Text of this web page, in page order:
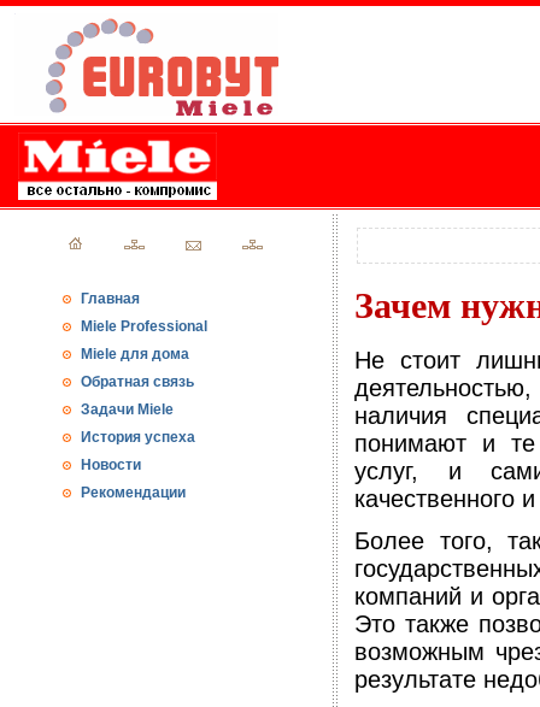
Главная
Miele Professional
Miele для дома
Обратная связь
Задачи Miele
История успеха
Новости
Рекомендации
Зачем
Не стоит
наличия
понимают и
услуг, и
качественного
Более того,
компаний и
Это также
возможным
результате